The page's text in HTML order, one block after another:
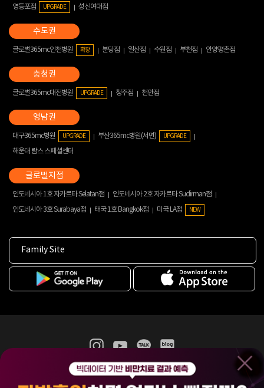
영등포점
UPGRADE 성신여대점
글로벌365mc인천병원 확장 분당점 일산점 수원점 부천점 안양평촌점
글로벌365mc대전병원 UPGRADE 청주점 천안점
대구365mc병원 UPGRADE 부산365mc병원(서면) UPGRADE
해운대 람스 스페셜센터
인도네시아 1호 자카르타 Selatan점
인도네시아 2호 자카르타 Sudirman점
인도네시아 3호 Surabaya점
태국 1호 Bangkok점 미국 LA점 NEW
Family Site
365mc 병·의원 이용약관
홈페이지 이용약관
비급여진료수가